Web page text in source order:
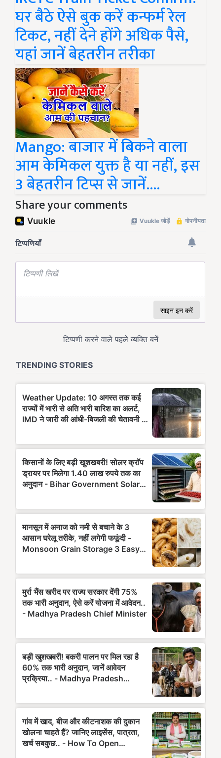
घर बैठे ऐसे बुक करें कन्फर्म रेल
टिकट, नहीं देने होंगे अधिक पैसे,
यहां जानें बेहतरीन तरीका
Mango: बाजार में बिकने वाला
आम केमिकल युक्त है या नहीं, इस
3 बेहतरीन टिप्स से जानें....
Share your comments